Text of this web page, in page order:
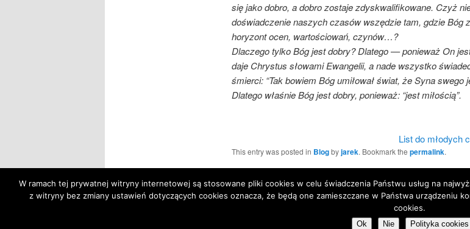
się jako dobro, a dobro zostaje zdyskwalifikowane. Czyż
doświadczenie naszych czasów wszędzie tam, gdzie Bóg
horyzont ocen, wartościowań, czynów…?
Dlaczego tylko Bóg jest dobry? Dlatego — ponieważ On
daje Chrystus słowami Ewangelii, a nade wszystko
śmierci: “Tak bowiem Bóg umiłował świat, że Syna swego
Dlatego właśnie Bóg jest dobry, ponieważ: “jest miłością”.
List do młodych
This entry was posted in Blogbyjarek. Bookmark the permalink.
Proudly powered by WordPress
W ramach tej prywatnej witryny internetowej są stosowane pliki cookies w celu świadczenia Państwu usług na
z witryny bez zmiany ustawień dotyczących cookies oznacza, że będą one zamieszczane w Państwa urządzeniu
cookies.
Ok Nie Polityka cookies